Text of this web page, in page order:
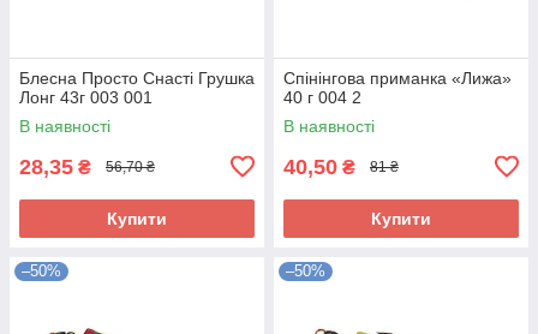
Блесна Просто Снасті Грушка
Лонг 43г 003 001
В наявності
28,35 ₴ 56,70 ₴
Купити
Спінінгова приманка «Лижа»
40 г 004 2
В наявності
40,50 ₴ 81 ₴
Купити
–50% –50%